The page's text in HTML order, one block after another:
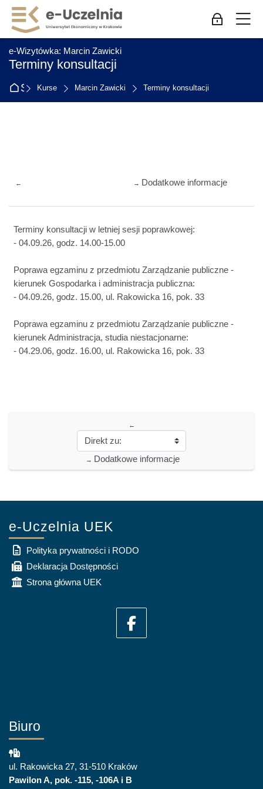
Skip to navigation
Skip to login form
Zum Hauptinhalt
Skip to accessibility options
Skip to footer
Skip accessibility options
Log-in für
e-Wizytówka: Marcin Zawicki
Terminy konsultacji
Startseite
Kurse Marcin Zawicki Terminy konsultacji
← → Dodatkowe informacje
Terminy konsultacji w letniej sesji poprawkowej:
- 04.09.26, godz. 14.00-15.00
Poprawa egzaminu z przedmiotu Zarządzanie publiczne -
kierunek Gospodarka i administracja publiczna:
- 04.09.26, godz. 15.00, ul. Rakowicka 16, pok. 33
Poprawa egzaminu z przedmiotu Zarządzanie publiczne -
kierunek Administracja, studia niestacjonarne:
- 04.29.06, godz. 16.00, ul. Rakowicka 16, pok. 33
←
→ Dodatkowe informacje
e-Uczelnia UEK
Polityka prywatności i RODO
Deklaracja Dostępności
Strona główna UEK
Biuro
ul. Rakowicka 27, 31-510 Kraków
Pawilon A, pok. -115, -106A i B